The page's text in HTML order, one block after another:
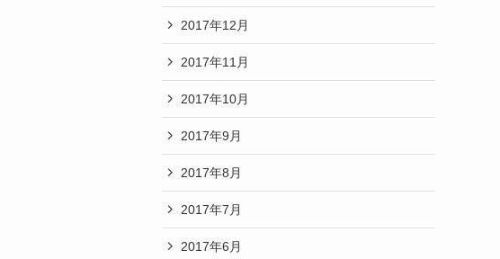
2017年12月
2017年11月
2017年10月
2017年9月
2017年8月
2017年7月
2017年6月